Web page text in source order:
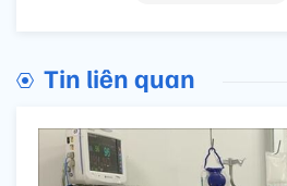
Tin liên quan